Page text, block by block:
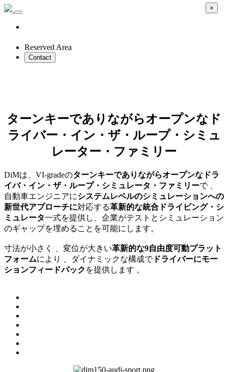
Reserved Area
Contact
ターンキーでありながらオープンなド
ライバー・イン・ザ・ループ・シミュ
レーター・ファミリー
DiMは、VI-gradeのターンキーでありながらオープンなドラ
イバ・イン・ザ・ループ・シミュレータ・ファミリーで 、
自動車エンジニアにシステムレベルのシミュレーションへの
新世代アプローチに対応する革新的な統合ドライビング・シ
ミュレータ一式を提供し、企業がテストとシミュレーション
のギャップを埋めることを可能にします。
寸法が小さく 、変位が大きい革新的な9自由度可動プラット
フォームにより 、ダイナミックな構成でドライバーにモー
ションフィードバック を提供します 。
×